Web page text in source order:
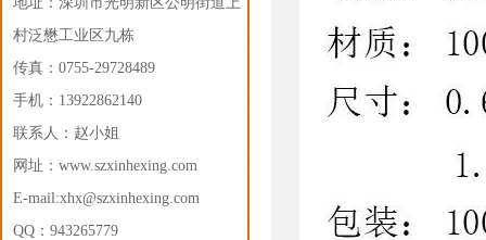
村泛懋工业区九栋
传真：0755-29728489
手机：13922862140
联系人：赵小姐
网址： www.szxinhexing.com
E-mail:xhx@szxinhexing.com
QQ：943265779